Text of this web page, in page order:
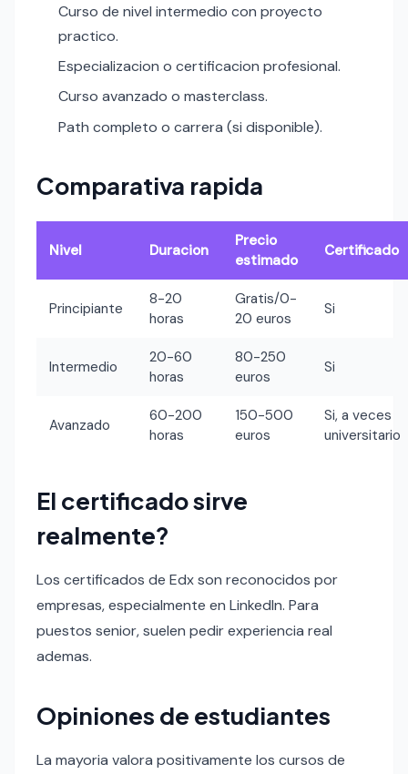
Curso de nivel intermedio con proyecto
practico.
Especializacion o certificacion profesional.
Curso avanzado o masterclass.
Path completo o carrera (si disponible).
Comparativa rapida
Nivel Duracion
Precio
estimado
Certificado
Principiante
8-20
horas
Gratis/0-
20 euros
Si
Intermedio
20-60
horas
80-250
euros
Si
Avanzado
60-200
horas
150-500
euros
Si, a veces
universitario
El certificado sirve
realmente?
Los certificados de Edx son reconocidos por
empresas, especialmente en LinkedIn. Para
puestos senior, suelen pedir experiencia real
ademas.
Opiniones de estudiantes
La mayoria valora positivamente los cursos de